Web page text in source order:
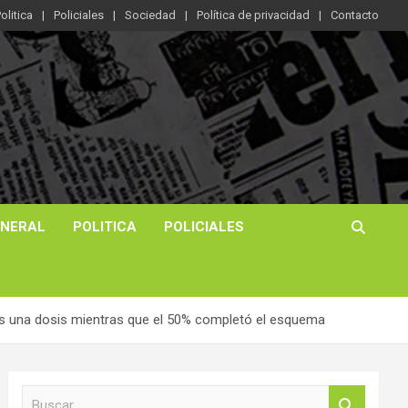
Policiales Sociedad Política de privacidad Contacto
POLITICA POLICIALES
dosis mientras que el 50% completó el esquema